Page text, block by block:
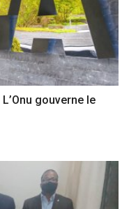
gouverne le